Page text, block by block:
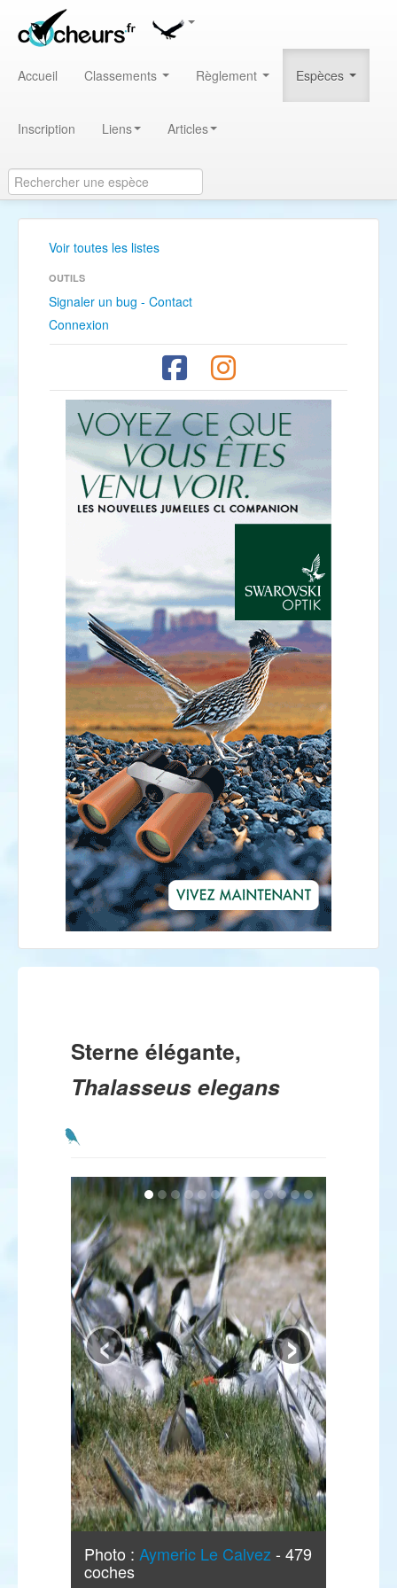
Accueil Classements Règlement Espèces
Inscription Liens Articles
Voir toutes les listes
OUTILS
Signaler un bug - Contact
Connexion
Sterne élégante,
Thalasseus elegans
Photo : Aymeric Le Calvez - 479
coches
‹ ›